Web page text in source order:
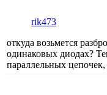
rik473
откуда возьмется
одинаковых диодах?
параллельных